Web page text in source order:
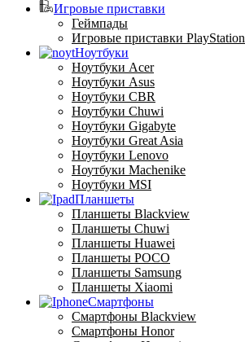
Игровые приставки
Геймпады
Игровые приставки PlayStation
Ноутбуки
Ноутбуки Acer
Ноутбуки Asus
Ноутбуки CBR
Ноутбуки Chuwi
Ноутбуки Gigabyte
Ноутбуки Great Asia
Ноутбуки Lenovo
Ноутбуки Machenike
Ноутбуки MSI
Планшеты
Планшеты Blackview
Планшеты Chuwi
Планшеты Huawei
Планшеты POCO
Планшеты Samsung
Планшеты Xiaomi
Смартфоны
Смартфоны Blackview
Смартфоны Honor